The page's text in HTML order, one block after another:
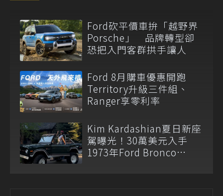
Ford砍平價車拚「越野界
Porsche」 品牌轉型卻
恐把入門客群拱手讓人
Ford 8月購車優惠開跑
Territory升級三件組、
Ranger享零利率
Kim Kardashian夏日新座
駕曝光！30萬美元入手
1973年Ford Bronco